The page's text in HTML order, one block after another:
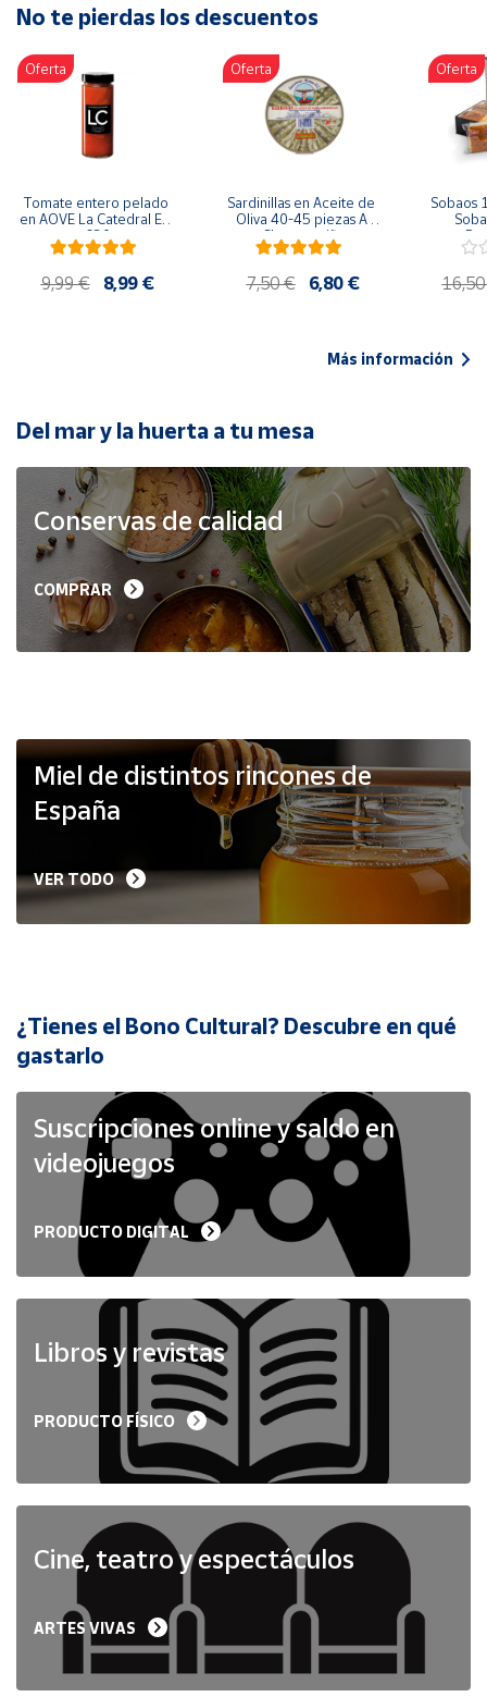
Artesanía
Oficina y
Papelería
Para Canarias,
Ceuta y Melilla
populares
Bono
Cultural
de Correos
Market
Productos
Solidarios
Ayuda
Vendedores
Mapa de
Hazte
vendedor
Cuenta
Ubicación
Península
Baleares
Melilla
No te pierdas los descuentos
Oferta
Tomate entero pelado
en AOVE La Catedral ER-
630
9,99 € 8,99 €
Oferta
Sardinillas en Aceite de
Oliva 40-45 piezas A
Churrusquiña
7,50 € 6,80 €
Oferta
Sobaos
Más información
Del mar y la huerta a tu mesa
Conservas de calidad
COMPRAR
Miel de distintos rincones de
España
VER TODO
¿Tienes el Bono Cultural? Descubre en qué
gastarlo
Suscripciones online y saldo en
videojuegos
PRODUCTO DIGITAL
Libros y revistas
PRODUCTO FÍSICO
Cine, teatro y espectáculos
ARTES VIVAS